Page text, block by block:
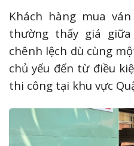
Khách hàng mua
thường thấy giá
chênh lệch dù cùng
chủ yếu đến từ điều
thi công tại khu vực